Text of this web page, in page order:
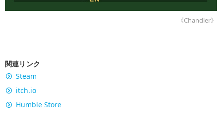
《Chandler》
関連リンク
Steam
itch.io
Humble Store